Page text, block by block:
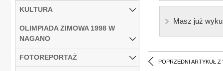
Masz już
POPRZEDNI ARTYKUŁ Z
KULTURA
OLIMPIADA ZIMOWA 1998 W
NAGANO
FOTOREPORTAŻ